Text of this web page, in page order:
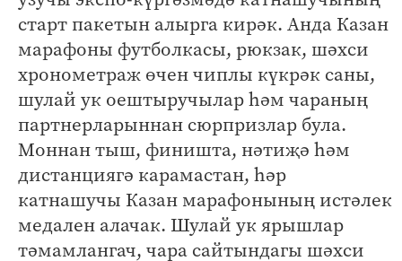
старт пакетын алырга кирәк. Анда Казан
марафоны футболкасы, рюкзак, шәхси
хронометраж өчен чиплы күкрәк саны,
шулай ук оештыручылар һәм чараның
партнерларыннан сюрпризлар була.
Моннан тыш, финишта, нәтиҗә һәм
дистанциягә карамастан, һәр
катнашучы Казан марафонының истәлек
медален алачак. Шулай ук ярышлар
тәмамлангач, чара сайтындагы шәхси